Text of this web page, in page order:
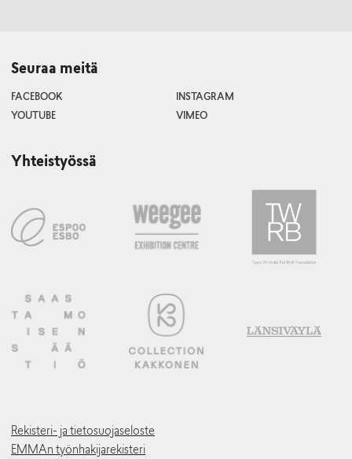
Seuraa meitä
FACEBOOK
INSTAGRAM
YOUTUBE
VIMEO
Yhteistyössä
Rekisteri- ja tietosuojaseloste
EMMAn työnhakijarekisteri